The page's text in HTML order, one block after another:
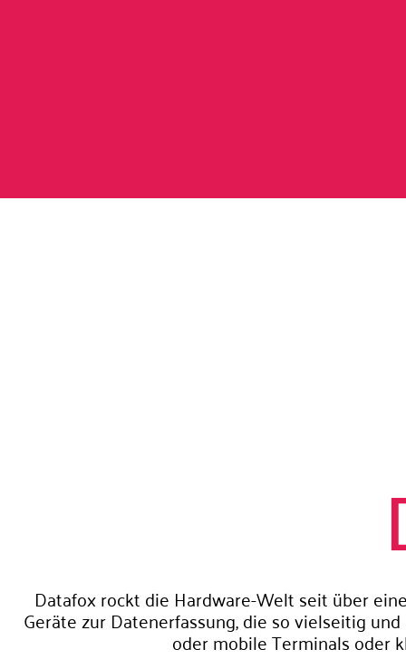
Datafox rockt die Hardware-Welt seit über
Geräte zur Datenerfassung, die so vielseitig
oder mobile Terminals oder